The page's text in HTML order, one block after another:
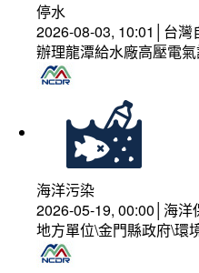
停水
2026-08-03, 10:01│台灣
辦理龍潭給水廠高壓電
海洋污染
2026-05-19, 00:00│海洋
地方單位\金門縣政府\環